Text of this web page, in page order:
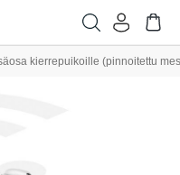
kierrepuikoille (pinnoitettu